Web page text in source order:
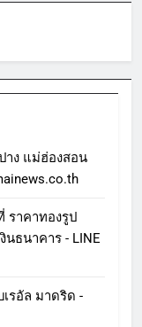
าง แม่ฮ่องสอน
ราคาทองรูป
นธนาคาร - LINE
รอัล มาดริด -